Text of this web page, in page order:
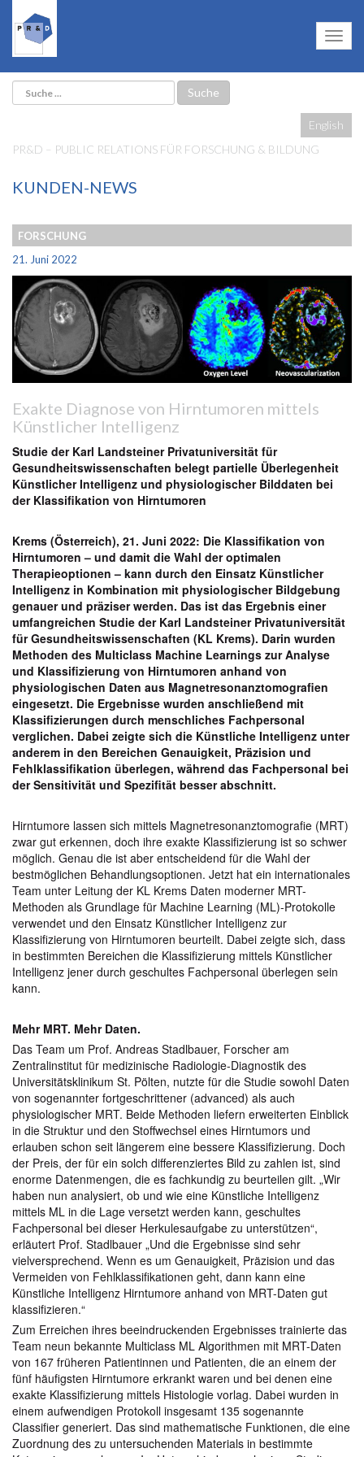
English
PR&D – PUBLIC RELATIONS FÜR FORSCHUNG & BILDUNG
KUNDEN-NEWS
FORSCHUNG
21. Juni 2022
Exakte Diagnose von Hirntumoren mittels
Künstlicher Intelligenz
Studie der Karl Landsteiner Privatuniversität für
Gesundheitswissenschaften belegt partielle Überlegenheit
Künstlicher Intelligenz und physiologischer Bilddaten bei
der Klassifikation von Hirntumoren
Krems (Österreich), 21. Juni 2022: Die Klassifikation von
Hirntumoren – und damit die Wahl der optimalen
Therapieoptionen – kann durch den Einsatz Künstlicher
Intelligenz in Kombination mit physiologischer Bildgebung
genauer und präziser werden. Das ist das Ergebnis einer
umfangreichen Studie der Karl Landsteiner Privatuniversität
für Gesundheitswissenschaften (KL Krems). Darin wurden
Methoden des Multiclass Machine Learnings zur Analyse
und Klassifizierung von Hirntumoren anhand von
physiologischen Daten aus Magnetresonanztomografien
eingesetzt. Die Ergebnisse wurden anschließend mit
Klassifizierungen durch menschliches Fachpersonal
verglichen. Dabei zeigte sich die Künstliche Intelligenz unter
anderem in den Bereichen Genauigkeit, Präzision und
Fehlklassifikation überlegen, während das Fachpersonal bei
der Sensitivität und Spezifität besser abschnitt.
Hirntumore lassen sich mittels Magnetresonanztomografie (MRT)
zwar gut erkennen, doch ihre exakte Klassifizierung ist so schwer
möglich. Genau die ist aber entscheidend für die Wahl der
bestmöglichen Behandlungsoptionen. Jetzt hat ein internationales
Team unter Leitung der KL Krems Daten moderner MRT-
Methoden als Grundlage für Machine Learning (ML)-Protokolle
verwendet und den Einsatz Künstlicher Intelligenz zur
Klassifizierung von Hirntumoren beurteilt. Dabei zeigte sich, dass
in bestimmten Bereichen die Klassifizierung mittels Künstlicher
Intelligenz jener durch geschultes Fachpersonal überlegen sein
kann.
Mehr MRT. Mehr Daten.
Das Team um Prof. Andreas Stadlbauer, Forscher am
Zentralinstitut für medizinische Radiologie-Diagnostik des
Universitätsklinikum St. Pölten, nutzte für die Studie sowohl Daten
von sogenannter fortgeschrittener (advanced) als auch
physiologischer MRT. Beide Methoden liefern erweiterten Einblick
in die Struktur und den Stoffwechsel eines Hirntumors und
erlauben schon seit längerem eine bessere Klassifizierung. Doch
der Preis, der für ein solch differenziertes Bild zu zahlen ist, sind
enorme Datenmengen, die es fachkundig zu beurteilen gilt. „Wir
haben nun analysiert, ob und wie eine Künstliche Intelligenz
mittels ML in die Lage versetzt werden kann, geschultes
Fachpersonal bei dieser Herkulesaufgabe zu unterstützen“,
erläutert Prof. Stadlbauer „Und die Ergebnisse sind sehr
vielversprechend. Wenn es um Genauigkeit, Präzision und das
Vermeiden von Fehlklassifikationen geht, dann kann eine
Künstliche Intelligenz Hirntumore anhand von MRT-Daten gut
klassifizieren.“
Zum Erreichen ihres beeindruckenden Ergebnisses trainierte das
Team neun bekannte Multiclass ML Algorithmen mit MRT-Daten
von 167 früheren Patientinnen und Patienten, die an einem der
fünf häufigsten Hirntumore erkrankt waren und bei denen eine
exakte Klassifizierung mittels Histologie vorlag. Dabei wurden in
einem aufwendigen Protokoll insgesamt 135 sogenannte
Classifier generiert. Das sind mathematische Funktionen, die eine
Zuordnung des zu untersuchenden Materials in bestimmte